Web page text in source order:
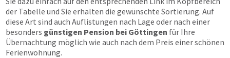
der Tabelle und Sie erhalten die gewünschte Sortierung. Auf
diese Art sind auch Auflistungen nach Lage oder nach einer
besonders günstigen Pension bei Göttingen für Ihre
Übernachtung möglich wie auch nach dem Preis einer schönen
Ferienwohnung.